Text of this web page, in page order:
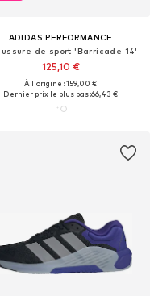
ADIDAS PERFORMANCE
de sport 'Barricade 14'
125,10 €
À l'origine : 159,00 €
Dernier prix le plus bas :66,43 €